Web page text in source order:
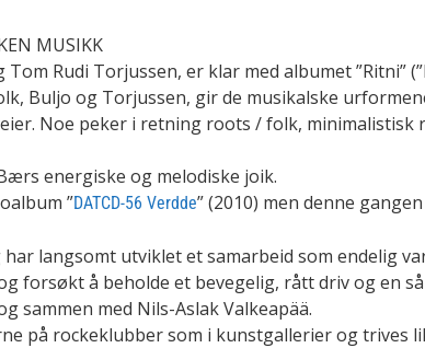
MUSIKK
Rudi Torjussen, er klar med albumet ”Ritni”
Buljo og Torjussen, gir de musikalske
Noe peker i retning roots / folk,
energiske og melodiske joik.
”DATCD-56 Verdde” (2010) men denne
langsomt utviklet et samarbeid som endelig
forsøkt å beholde et bevegelig, rått driv og en
sammen med Nils-Aslak Valkeapää.
på rockeklubber som i kunstgallerier og trives